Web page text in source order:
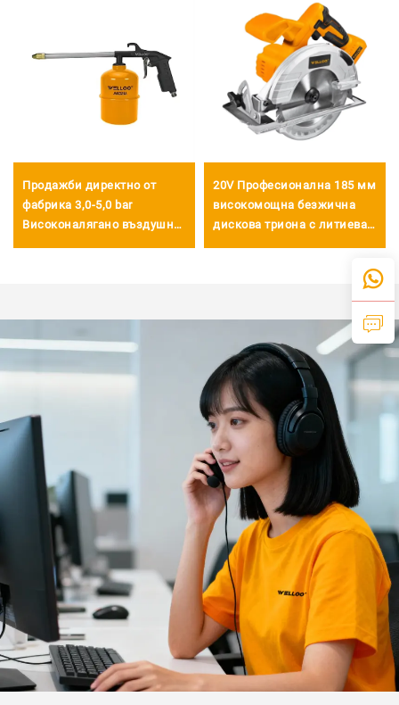
Продажби директно от
фабрика 3,0-5,0 bar
Високоналягано въздушно
20V Професионална 185 мм
високомощна безжична
дискова триона с литиева